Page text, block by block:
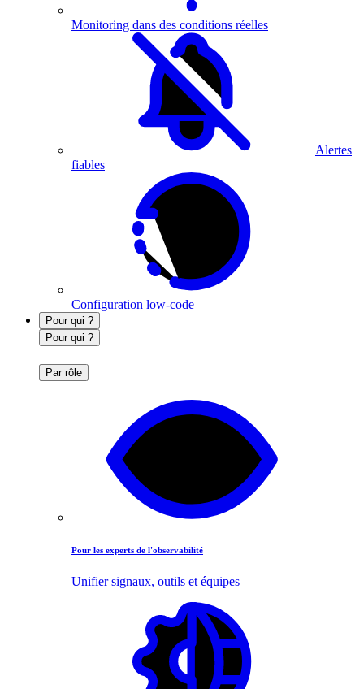
Monitoring dans des conditions réelles
Alertes
fiables
Configuration low-code
Pour qui ?
Pour qui ?
Par rôle
Pour les experts de l'observabilité
Unifier signaux, outils et équipes